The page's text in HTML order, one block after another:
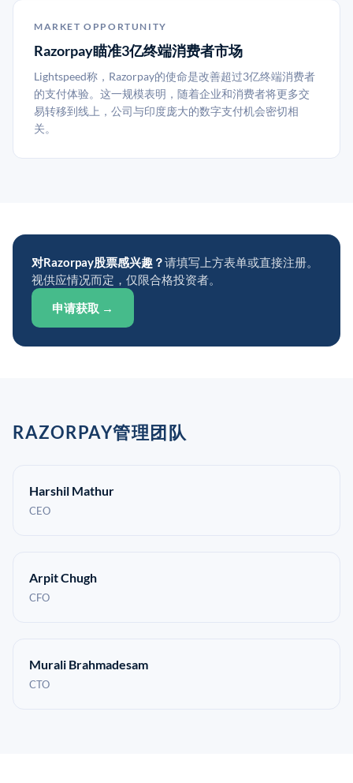
MARKET OPPORTUNITY
Razorpay瞄准3亿终端消费者市场
Lightspeed称，Razorpay的使命是改善超过3亿终端消费者
的支付体验。这一规模表明，随着企业和消费者将更多交
易转移到线上，公司与印度庞大的数字支付机会密切相
关。
对Razorpay股票感兴趣？请填写上方表单或直接注册。
视供应情况而定，仅限合格投资者。
申请获取 →
RAZORPAY管理团队
Harshil Mathur
CEO
Arpit Chugh
CFO
Murali Brahmadesam
CTO